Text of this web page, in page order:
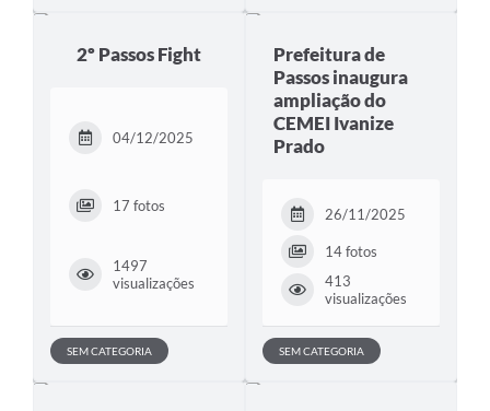
2º Passos Fight
04/12/2025
17 fotos
1497
visualizações
SEM CATEGORIA
Prefeitura de
Passos inaugura
ampliação do
CEMEI Ivanize
Prado
26/11/2025
14 fotos
413
visualizações
SEM CATEGORIA